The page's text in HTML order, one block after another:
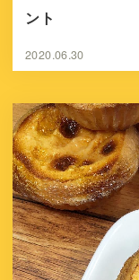
ント
2020.06.30